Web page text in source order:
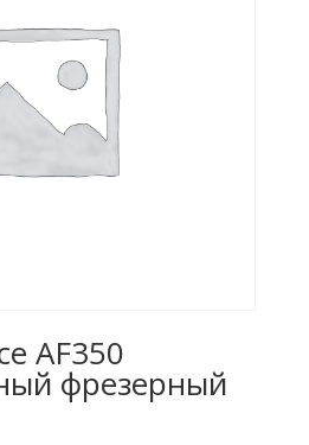
AF350
фрезерный